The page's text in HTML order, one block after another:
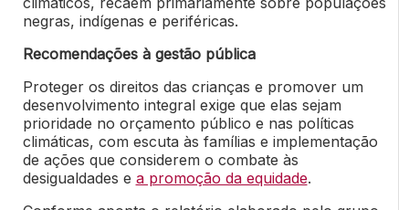
negras, indígenas e periféricas.
Recomendações à gestão pública
Proteger os direitos das crianças e promover um
desenvolvimento integral exige que elas sejam
prioridade no orçamento público e nas políticas
climáticas, com escuta às famílias e implementação
de ações que considerem o combate às
desigualdades e a promoção da equidade.